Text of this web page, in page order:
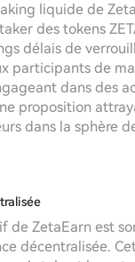
liquide de
des tokens
délais de
participants de
dans des
proposition
dans la sphère
de ZetaEarn est
décentralisée.